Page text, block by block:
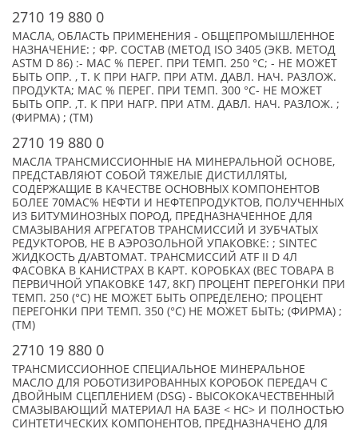
2710 19 880 0
МАСЛА, ОБЛАСТЬ ПРИМЕНЕНИЯ - ОБЩЕПРОМЫШЛЕННОЕ
НАЗНАЧЕНИЕ: ; ФР. СОСТАВ (МЕТОД ISO 3405 (ЭКВ. МЕТОД
ASTM D 86) :- МАС % ПЕРЕГ. ПРИ ТЕМП. 250 °С; - НЕ МОЖЕТ
БЫТЬ ОПР. , Т. К ПРИ НАГР. ПРИ АТМ. ДАВЛ. НАЧ. РАЗЛОЖ.
ПРОДУКТА; МАС % ПЕРЕГ. ПРИ ТЕМП. 300 °С- НЕ МОЖЕТ
БЫТЬ ОПР. ,Т. К ПРИ НАГР. ПРИ АТМ. ДАВЛ. НАЧ. РАЗЛОЖ. ;
(ФИРМА) ; (TM)
2710 19 880 0
МАСЛА ТРАНСМИССИОННЫЕ НА МИНЕРАЛЬНОЙ ОСНОВЕ,
ПРЕДСТАВЛЯЮТ СОБОЙ ТЯЖЕЛЫЕ ДИСТИЛЛЯТЫ,
СОДЕРЖАЩИЕ В КАЧЕСТВЕ ОСНОВНЫХ КОМПОНЕНТОВ
БОЛЕЕ 70МАС% НЕФТИ И НЕФТЕПРОДУКТОВ, ПОЛУЧЕННЫХ
ИЗ БИТУМИНОЗНЫХ ПОРОД, ПРЕДНАЗНАЧЕННОЕ ДЛЯ
СМАЗЫВАНИЯ АГРЕГАТОВ ТРАНСМИССИЙ И ЗУБЧАТЫХ
РЕДУКТОРОВ, НЕ В АЭРОЗОЛЬНОЙ УПАКОВКЕ: ; SINTEC
ЖИДКОСТЬ Д/АВТОМАТ. ТРАНСМИССИЙ ATF II D 4Л
ФАСОВКА В КАНИСТРАХ В КАРТ. КОРОБКАХ (ВЕС ТОВАРА В
ПЕРВИЧНОЙ УПАКОВКЕ 147, 8КГ) ПРОЦЕНТ ПЕРЕГОНКИ ПРИ
ТЕМП. 250 (°С) НЕ МОЖЕТ БЫТЬ ОПРЕДЕЛЕНО; ПРОЦЕНТ
ПЕРЕГОНКИ ПРИ ТЕМП. 350 (°С) НЕ МОЖЕТ БЫТЬ; (ФИРМА) ;
(TM)
2710 19 880 0
ТРАНСМИССИОННОЕ СПЕЦИАЛЬНОЕ МИНЕРАЛЬНОЕ
МАСЛО ДЛЯ РОБОТИЗИРОВАННЫХ КОРОБОК ПЕРЕДАЧ С
ДВОЙНЫМ СЦЕПЛЕНИЕМ (DSG) - ВЫСОКОКАЧЕСТВЕННЫЙ
СМАЗЫВАЮЩИЙ МАТЕРИАЛ НА БАЗЕ < НС> И ПОЛНОСТЬЮ
СИНТЕТИЧЕСКИХ КОМПОНЕНТОВ, ПРЕДНАЗНАЧЕНО ДЛЯ